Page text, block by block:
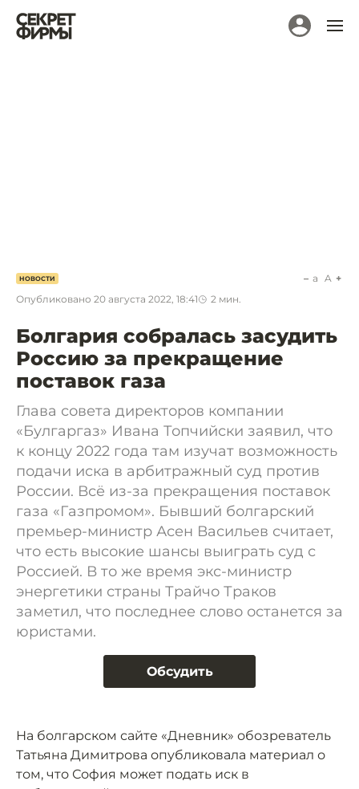
НОВОСТИ
Опубликовано 20 августа 2022, 18:41 2 мин.
a A
Болгария собралась засудить
Россию за прекращение
поставок газа
Глава совета директоров компании
«Булгаргаз» Ивана Топчийски заявил, что
к концу 2022 года там изучат возможность
подачи иска в арбитражный суд против
России. Всё из-за прекращения поставок
газа «Газпромом». Бывший болгарский
премьер-министр Асен Васильев считает,
что есть высокие шансы выиграть суд с
Россией. В то же время экс-министр
энергетики страны Трайчо Траков
заметил, что последнее слово останется за
юристами.
Обсудить
На болгарском сайте «Дневник» обозреватель
Татьяна Димитрова опубликовала материал о
том, что София может подать иск в